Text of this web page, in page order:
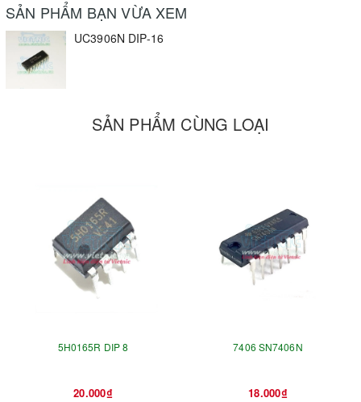
SẢN PHẨM BẠN VỪA XEM
UC3906N DIP-16
SẢN PHẨM CÙNG LOẠI
5H0165R DIP 8
20.000₫
7406 SN7406N
18.000₫